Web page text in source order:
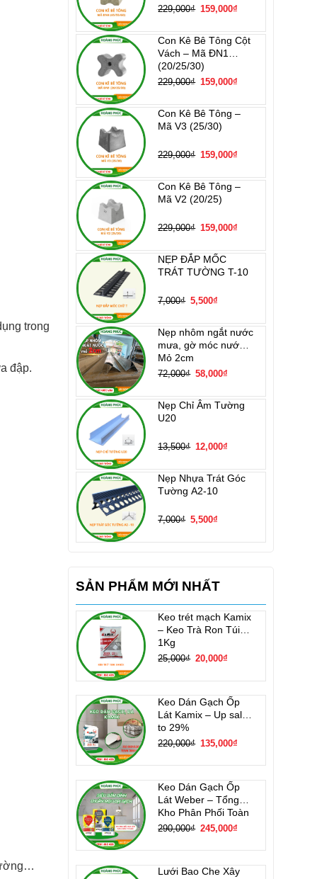
trong
đập.
229,000₫
Giá
229,000₫.
159,000₫
là:
159,000₫.
Con Kê Bê Tông Cột
Vách – Mã ĐN1
(20/25/30)
229,000₫
Giá
229,000₫.
159,000₫
là:
Con Kê Bê Tông –
Mã V3 (25/30)
229,000₫
Giá
229,000₫.
159,000₫
là:
Con Kê Bê Tông –
Mã V2 (20/25)
229,000₫
Giá
229,000₫.
159,000₫
là:
NẸP ĐẮP MỐC
TRÁT TƯỜNG T-10
7,000₫ Giá
gốc
7,000₫.
5,500₫
là:
5,500₫.
Nẹp nhôm ngắt nước
mưa, gờ móc nước –
Mỏ 2cm
72,000₫ Giá
gốc
72,000₫.
58,000₫
là:
58,000₫.
Nẹp Chỉ Âm Tường
U20
13,500₫
Giá
gốc
13,500₫.
12,000₫
là:
12,000₫.
Nẹp Nhựa Trát Góc
Tường A2-10
7,000₫ Giá
gốc
7,000₫.
5,500₫
là:
SẢN PHẨM MỚI NHẤT
Keo trét mạch Kamix
– Keo Trà Ron Túi
1Kg
25,000₫ Giá
gốc
25,000₫.
20,000₫
là:
Keo Dán Gạch Ốp
Lát Kamix – Up sale
to 29%
220,000₫
Giá
gốc
220,000₫.
135,000₫
là:
Keo Dán Gạch Ốp
Lát Weber – Tổng
Kho Phân Phối Toàn
Quốc
290,000₫ Giá
gốc
290,000₫.
245,000₫
là:
Lưới Bao Che Xây